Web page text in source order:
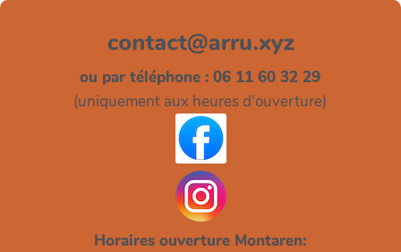
ou par téléphone : 06 11 60 32 29
(uniquement aux heures d'ouverture)
Horaires ouverture Montaren: